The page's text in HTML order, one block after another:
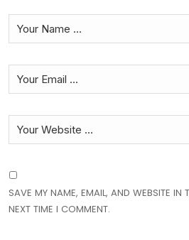
SAVE MY NAME, EMAIL, AND WEBSITE IN
NEXT TIME I COMMENT.